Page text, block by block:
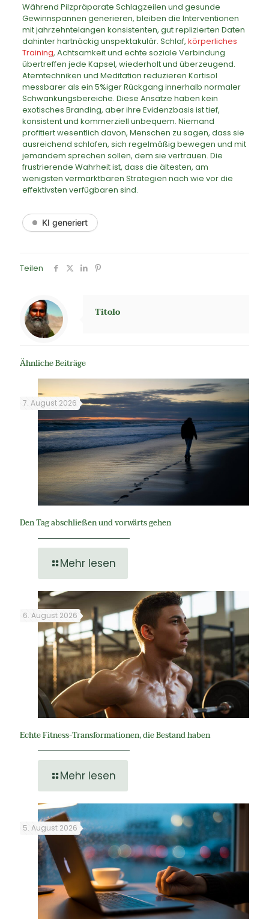
Während Pilzpräparate Schlagzeilen und gesunde
Gewinnspannen generieren, bleiben die Interventionen
mit jahrzehntelangen konsistenten, gut replizierten Daten
dahinter hartnäckig unspektakulär. Schlaf, körperliches
Training, Achtsamkeit und echte soziale Verbindung
übertreffen jede Kapsel, wiederholt und überzeugend.
Atemtechniken und Meditation reduzieren Kortisol
messbarer als ein 5%iger Rückgang innerhalb normaler
Schwankungsbereiche. Diese Ansätze haben kein
exotisches Branding, aber ihre Evidenzbasis ist tief,
konsistent und kommerziell unbequem. Niemand
profitiert wesentlich davon, Menschen zu sagen, dass sie
ausreichend schlafen, sich regelmäßig bewegen und mit
jemandem sprechen sollen, dem sie vertrauen. Die
frustrierende Wahrheit ist, dass die ältesten, am
wenigsten vermarktbaren Strategien nach wie vor die
effektivsten verfügbaren sind.
KI generiert
Teilen
Titolo
Ähnliche Beiträge
7. August 2026
Den Tag abschließen und vorwärts gehen
Mehr lesen
6. August 2026
Echte Fitness-Transformationen, die Bestand haben
Mehr lesen
5. August 2026